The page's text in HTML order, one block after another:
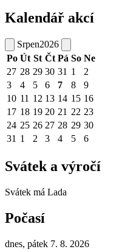
Kalendář akcí
Srpen2026
Po Út St Čt Pá So Ne
27 28 29 30 31 1
2
3
4 5 6 7 8
9
10 11 12 13 14 15 16
17 18 19 20 21 22 23
24 25 26 27 28 29 30
31 1 2 3 4 5 6
Svátek a výročí
Svátek má Lada
Počasí
dnes, pátek 7. 8. 2026